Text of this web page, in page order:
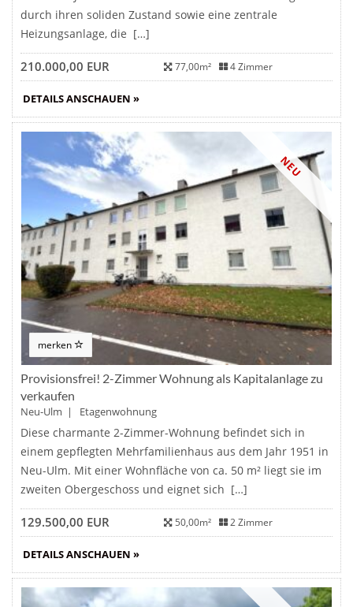
durch ihren soliden Zustand sowie eine zentrale
Heizungsanlage, die […]
210.000,00 EUR 77,00m² 4 Zimmer
DETAILS ANSCHAUEN »
NEU
merken
Provisionsfrei! 2-Zimmer Wohnung als Kapitalanlage zu
verkaufen
Neu-Ulm | Etagenwohnung
Diese charmante 2-Zimmer-Wohnung befindet sich in
einem gepflegten Mehrfamilienhaus aus dem Jahr 1951 in
Neu-Ulm. Mit einer Wohnfläche von ca. 50 m² liegt sie im
zweiten Obergeschoss und eignet sich […]
129.500,00 EUR 50,00m² 2 Zimmer
DETAILS ANSCHAUEN »